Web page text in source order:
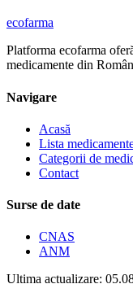
ecofarma
Platforma ecofarma
medicamente din
Navigare
Acasă
Lista
Categorii de
Contact
Surse de date
CNAS
ANM
Ultima actualizare: